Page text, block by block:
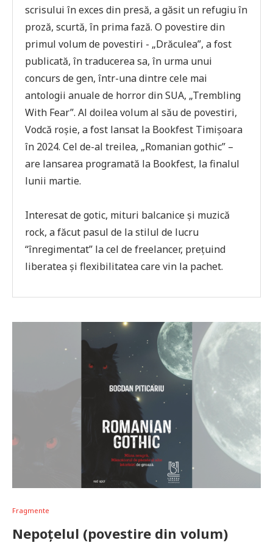
scrisului în exces din presă, a găsit un refugiu în
proză, scurtă, în prima fază. O povestire din
primul volum de povestiri - „Drăculea”, a fost
publicată, în traducerea sa, în urma unui
concurs de gen, într-una dintre cele mai
antologii anuale de horror din SUA, „Trembling
With Fear”. Al doilea volum al său de povestiri,
Vodcă roşie, a fost lansat la Bookfest Timişoara
în 2024. Cel de-al treilea, „Romanian gothic” –
are lansarea programată la Bookfest, la finalul
lunii martie.
Interesat de gotic, mituri balcanice şi muzică
rock, a făcut pasul de la stilul de lucru
“înregimentat” la cel de freelancer, preţuind
liberatea şi flexibilitatea care vin la pachet.
Fragmente
Nepoțelul (povestire din volum)